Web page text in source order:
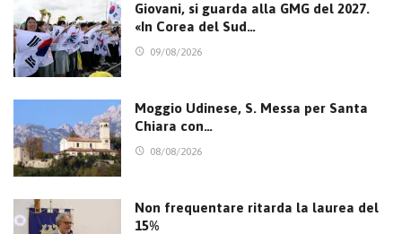
Giovani, si guarda alla GMG del 2027.
«In Corea del Sud…
09/08/2026
Moggio Udinese, S. Messa per Santa
Chiara con…
08/08/2026
Non frequentare ritarda la laurea del
15%